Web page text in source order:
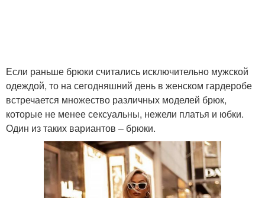
Если раньше брюки считались исключительно мужской
одеждой, то на сегодняшний день в женском гардеробе
встречается множество различных моделей брюк,
которые не менее сексуальны, нежели платья и юбки.
Один из таких вариантов – брюки.